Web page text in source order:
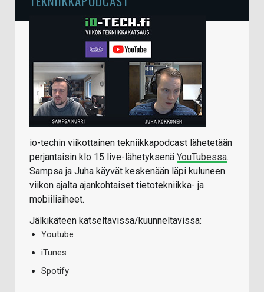
io-techin viikottainen tekniikkapodcast lähetetään
perjantaisin klo 15 live-lähetyksenä YouTubessa.
Sampsa ja Juha käyvät keskenään läpi kuluneen
viikon ajalta ajankohtaiset tietotekniikka- ja
mobiiliaiheet.
Jälkikäteen katseltavissa/kuunneltavissa:
Youtube
iTunes
Spotify